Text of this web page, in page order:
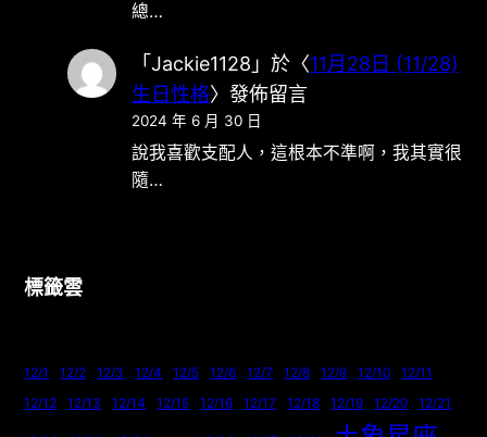
總…
「 Jackie1128 」於〈11月28日 (11/28)
生日性格〉發佈留言
2024 年 6 月 30 日
說我喜歡支配人，這根本不準啊，我其實很
隨…
標籤雲
12/1 12/2 12/3 12/4 12/5 12/6 12/7 12/8 12/9 12/10
12/11
12/12
12/13 12/14 12/15 12/16 12/17 12/18 12/19 12/20 12/21